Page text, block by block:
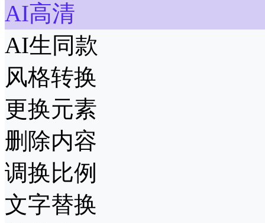
AI高清
AI生同款
风格转换
更换元素
删除内容
调换比例
文字替换